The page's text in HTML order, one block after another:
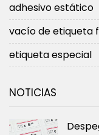
adhesivo estático
vacío de etiqueta
etiqueta especial
NOTICIAS